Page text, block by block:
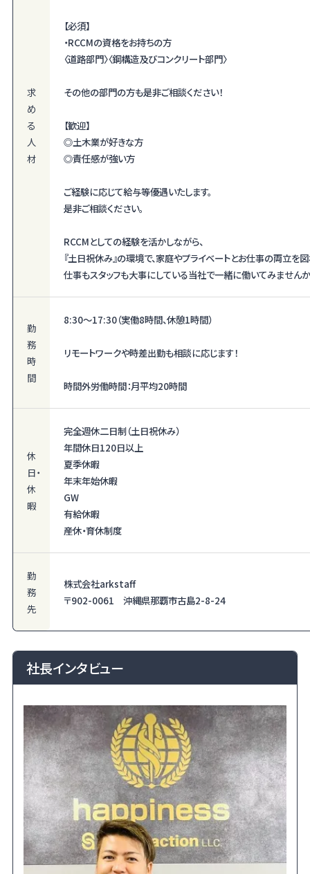
求
め
る
人
材
【必須】
・RCCMの資格をお持ちの方
〈道路部門〉〈鋼構造及びコンクリート部門〉
その他の部門の方も是非ご相談ください！
【歓迎】
◎土木業が好きな方
◎責任感が強い方
ご経験に応じて給与等優遇いたします。
是非ご相談ください。
RCCMとしての経験を活かしながら、
『土日祝休み』の環境で、家庭やプライベートとお仕事の両立を図
仕事もスタッフも大事にしている当社で一緒に働いてみません
勤
務
時
間
8:30〜17:30（実働8時間、休憩1時間）
リモートワークや時差出勤も相談に応じます！
時間外労働時間：月平均20時間
休
日・
休
暇
完全週休二日制（土日祝休み）
年間休日120日以上
夏季休暇
年末年始休暇
GW
有給休暇
産休・育休制度
勤
務
先
株式会社arkstaff
〒902-0061 沖縄県那覇市古島2-8-24
社長インタビュー